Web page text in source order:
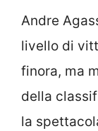
Andre
livello di
finora, ma
della
la